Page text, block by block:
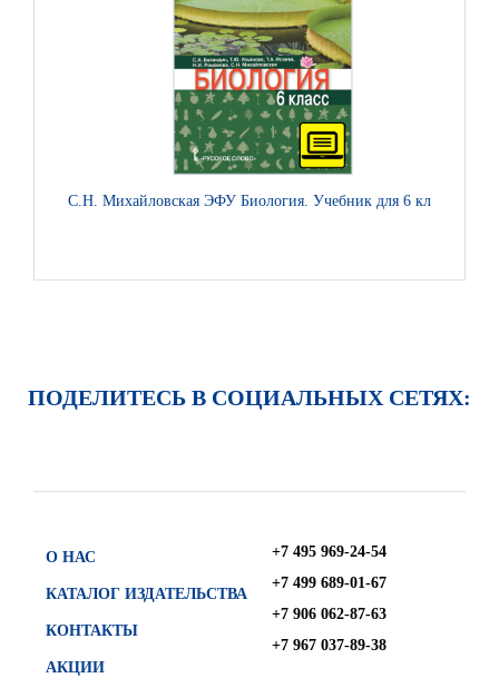
С.Н. Михайловская ЭФУ Биология. Учебник для 6 класса
ПОДЕЛИТЕСЬ В СОЦИАЛЬНЫХ СЕТЯХ:
О НАС
КАТАЛОГ ИЗДАТЕЛЬСТВА
КОНТАКТЫ
АКЦИИ
+7 495 969-24-54
+7 499 689-01-67
+7 906 062-87-63
+7 967 037-89-38